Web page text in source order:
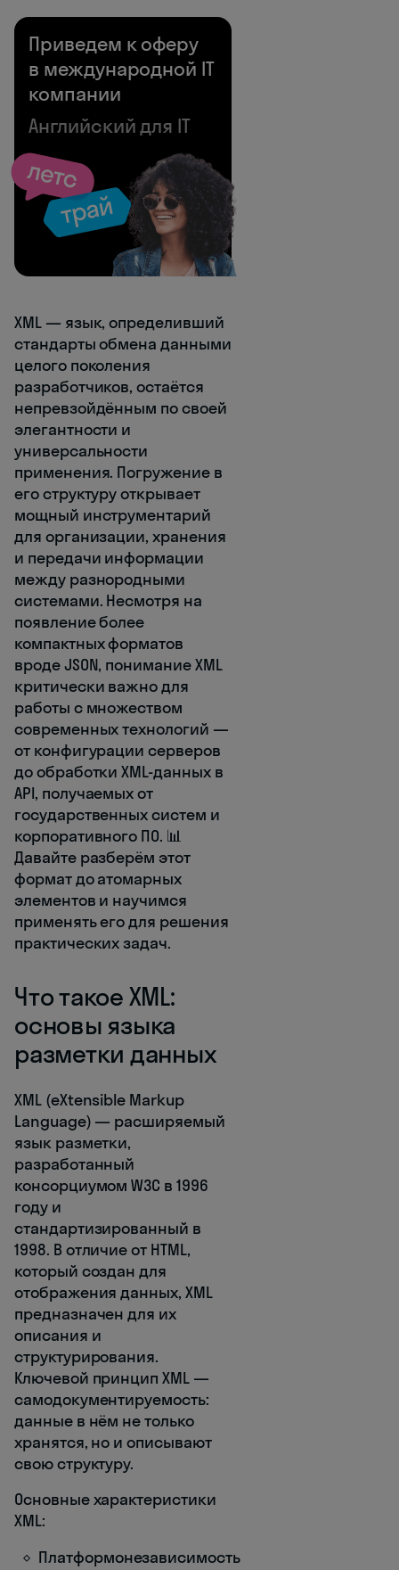
Приведем к оферу
в международной IT
компании
Английский для IT
XML — язык, определивший
стандарты обмена данными
целого поколения
разработчиков, остаётся
непревзойдённым по своей
элегантности и
универсальности
применения. Погружение в
его структуру открывает
мощный инструментарий
для организации, хранения
и передачи информации
между разнородными
системами. Несмотря на
появление более
компактных форматов
вроде JSON, понимание XML
критически важно для
работы с множеством
современных технологий —
от конфигурации серверов
до обработки XML-данных в
API, получаемых от
государственных систем и
корпоративного ПО. 📊
Давайте разберём этот
формат до атомарных
элементов и научимся
применять его для решения
практических задач.
Что такое XML:
основы языка
разметки данных
XML (eXtensible Markup
Language) — расширяемый
язык разметки,
разработанный
консорциумом W3C в 1996
году и
стандартизированный в
1998. В отличие от HTML,
который создан для
отображения данных, XML
предназначен для их
описания и
структурирования.
Ключевой принцип XML —
самодокументируемость:
данные в нём не только
хранятся, но и описывают
свою структуру.
Основные характеристики
XML:
Платформонезависимость